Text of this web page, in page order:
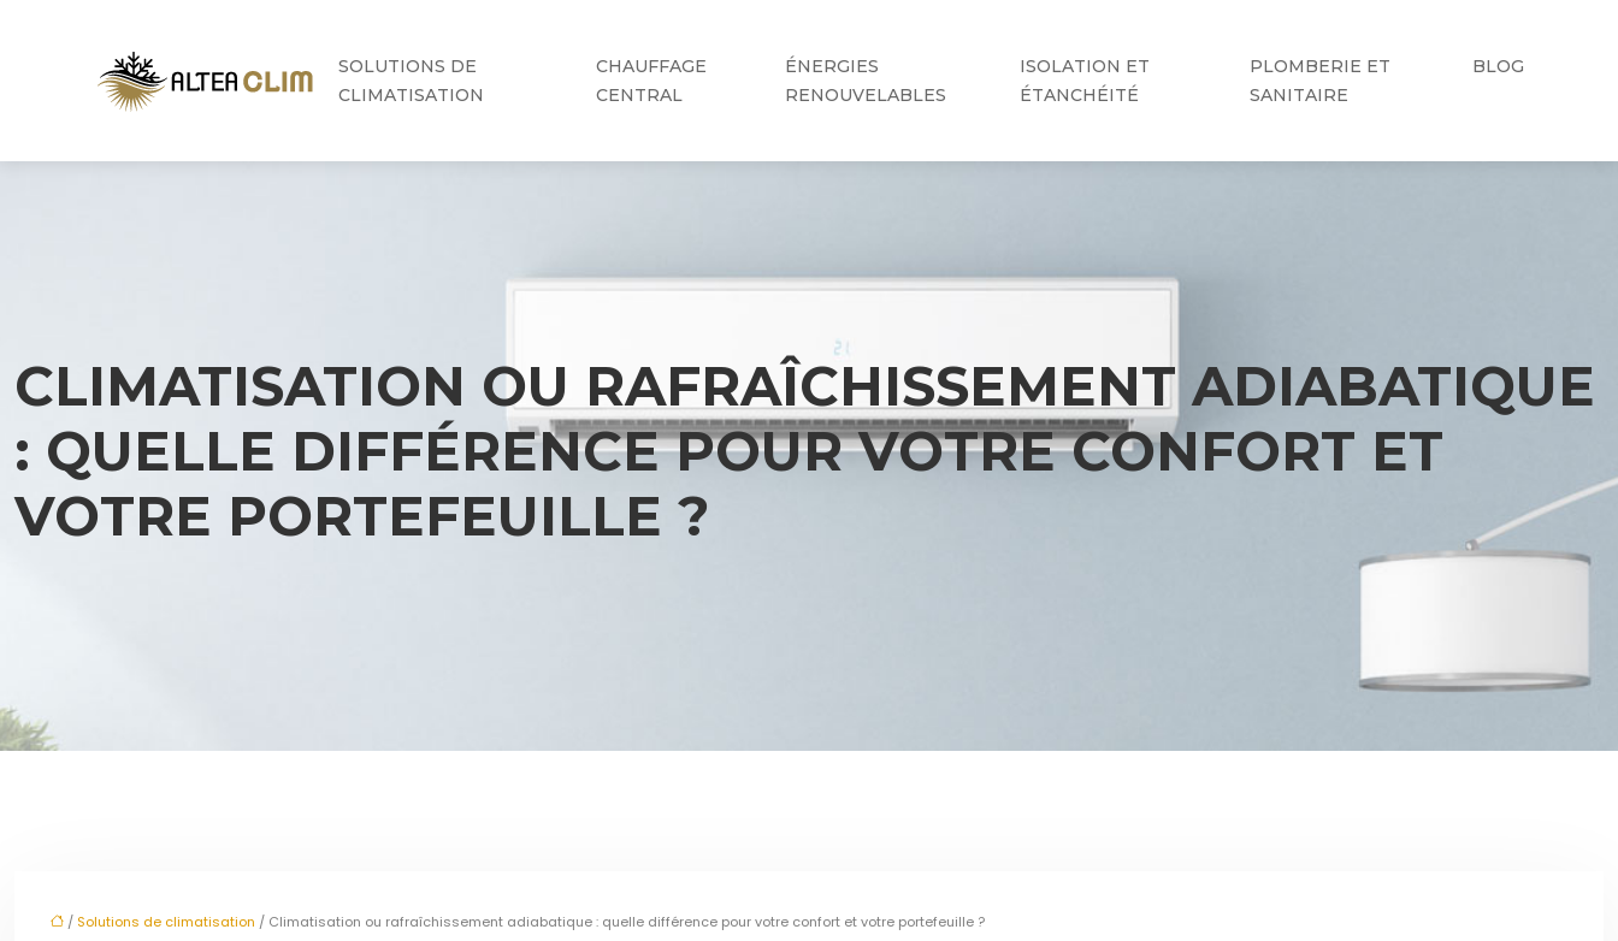
SOLUTIONS DE
CLIMATISATION
CHAUFFAGE
CENTRAL
ÉNERGIES
RENOUVELABLES
ISOLATION ET
ÉTANCHÉITÉ
PLOMBERIE ET
SANITAIRE
BLOG
CLIMATISATION OU RAFRAÎCHISSEMENT ADIABATIQUE
: QUELLE DIFFÉRENCE POUR VOTRE CONFORT ET
VOTRE PORTEFEUILLE ?
/ Solutions de climatisation / Climatisation ou rafraîchissement adiabatique : quelle différence pour votre confort et votre portefeuille ?